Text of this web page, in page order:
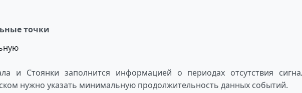
точки
и Стоянки заполнится информацией о периодах отсутствия
нужно указать минимальную продолжительность данных событий.